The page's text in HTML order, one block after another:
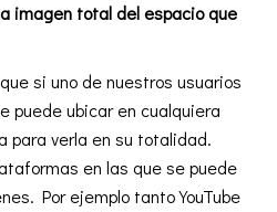
imagen total del espacio que
si uno de nuestros usuarios
puede ubicar en cualquiera
para verla en su totalidad.
en las que se puede
Por ejemplo tanto YouTube